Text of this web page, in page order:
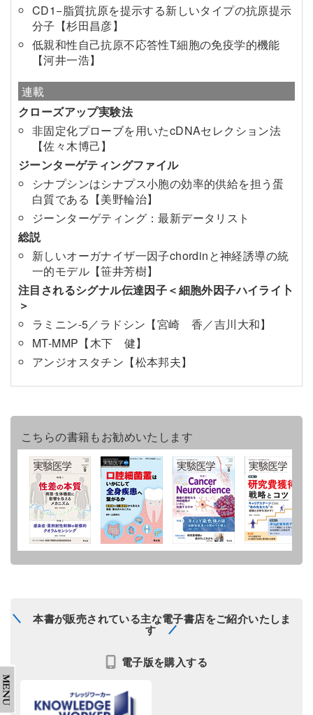
CD1−脂質抗原を提示する新しいタイプの抗原提示
分子【杉田昌彦】
低親和性自己抗原不応答性T細胞の免疫学的機能
【河井一浩】
連載
クローズアップ実験法
非固定化プローブを用いたcDNAセレクション法
【佐々木博己】
ジーンターゲティングファイル
シナプシンはシナプス小胞の効率的供給を担う蛋
白質である【美野輪治】
ジーンターゲティング：最新データリスト
総説
新しいオーガナイザ一因子chordinと神経誘導の統
一的モデル【笹井芳樹】
注目されるシグナル伝達因子＜細胞外因子ハイライ卜
＞
ラミニン-5／ラドシン【宮崎 香／吉川大和】
MT-MMP【木下 健】
アンジオスタチン【松本邦夫】
こちらの書籍もお勧めいたします
本書が販売されている主な電子書店をご紹介いたしま
す
電子版を購入する